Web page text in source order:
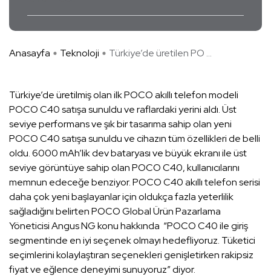
Anasayfa Teknoloji Türkiye’de üretilen PO ...
Türkiye’de üretilmiş olan ilk POCO akıllı telefon modeli
POCO C40 satışa sunuldu ve raflardaki yerini aldı. Üst
seviye performans ve şık bir tasarıma sahip olan yeni
POCO C40 satışa sunuldu ve cihazın tüm özellikleri de belli
oldu. 6000 mAh’lik dev bataryası ve büyük ekranı ile üst
seviye görüntüye sahip olan POCO C40, kullanıcılarını
memnun edeceğe benziyor. POCO C40 akıllı telefon serisi
daha çok yeni başlayanlar için oldukça fazla yeterlilik
sağladığını belirten POCO Global Ürün Pazarlama
Yöneticisi Angus NG konu hakkında “POCO C40 ile giriş
segmentinde en iyi seçenek olmayı hedefliyoruz. Tüketici
seçimlerini kolaylaştıran seçenekleri genişletirken rakipsiz
fiyat ve eğlence deneyimi sunuyoruz” diyor.